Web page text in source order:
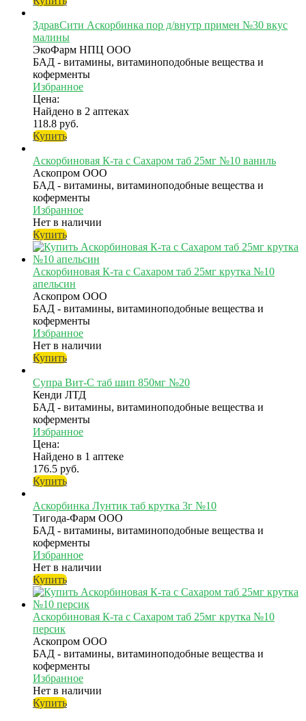
ЗдравСити Аскорбинка пор д/внутр примен №30 вкус
малины
ЭкоФарм НПЦ ООО
БАД - витамины, витаминоподобные вещества и
коферменты
Избранное
Цена:
Найдено в 2 аптеках
118.8 руб.
Купить
Аскорбиновая К-та с Сахаром таб 25мг №10 ваниль
Аскопром ООО
БАД - витамины, витаминоподобные вещества и
коферменты
Избранное
Нет в наличии
Купить
Аскорбиновая К-та с Сахаром таб 25мг крутка №10
апельсин
Аскопром ООО
БАД - витамины, витаминоподобные вещества и
коферменты
Избранное
Нет в наличии
Купить
Супра Вит-С таб шип 850мг №20
Кенди ЛТД
БАД - витамины, витаминоподобные вещества и
коферменты
Избранное
Цена:
Найдено в 1 аптеке
176.5 руб.
Купить
Аскорбинка Лунтик таб крутка 3г №10
Тигода-Фарм ООО
БАД - витамины, витаминоподобные вещества и
коферменты
Избранное
Нет в наличии
Купить
Аскорбиновая К-та с Сахаром таб 25мг крутка №10
персик
Аскопром ООО
БАД - витамины, витаминоподобные вещества и
коферменты
Избранное
Нет в наличии
Купить